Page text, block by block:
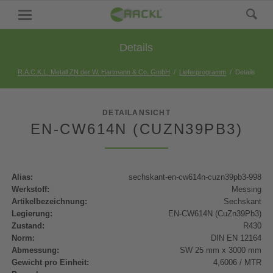
Details
R.A.C.K.L. Metall ZN der W. Hartmann & Co. GmbH Lieferprogramm Details
DETAILANSICHT
EN-CW614N (CUZN39PB3)
Alias:
sechskant-en-cw614n-cuzn39pb3-998
Werkstoff:
Messing
Artikelbezeichnung:
Sechskant
Legierung:
EN-CW614N (CuZn39Pb3)
Zustand:
R430
Norm:
DIN EN 12164
Abmessung:
SW 25 mm x 3000 mm
Gewicht pro Einheit:
4,6006 / MTR